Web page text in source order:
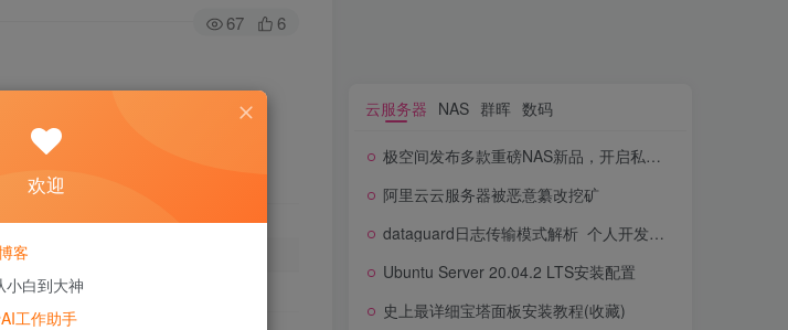
67 6
云服务器 NAS 群晖 数码
极空间发布多款重磅NAS新品，开启私有云新世代
阿里云云服务器被恶意纂改挖矿
dataguard日志传输模式解析_个人开发者的服务器日志收集
Ubuntu Server 20.04.2 LTS安装配置
史上最详细宝塔面板安装教程(收藏)
云服务器 NAS 群晖
欢迎
客
小白到大神
工作助手